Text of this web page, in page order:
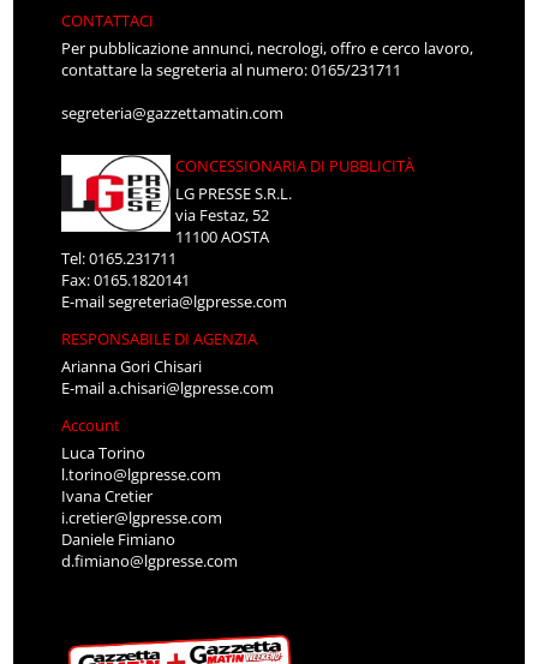
CONTATTACI
Per pubblicazione annunci, necrologi, offro e cerco lavoro,
contattare la segreteria al numero: 0165/231711
segreteria@gazzettamatin.com
CONCESSIONARIA DI PUBBLICITÀ
LG PRESSE S.R.L.
via Festaz, 52
11100 AOSTA
Tel: 0165.231711
Fax: 0165.1820141
E-mailsegreteria@lgpresse.com
RESPONSABILE DI AGENZIA
Arianna Gori Chisari
E-maila.chisari@lgpresse.com
Account
Luca Torino
l.torino@lgpresse.com
Ivana Cretier
i.cretier@lgpresse.com
Daniele Fimiano
d.fimiano@lgpresse.com